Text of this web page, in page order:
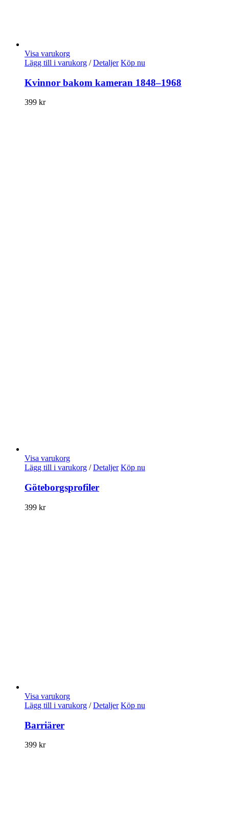
Visa varukorg
Lägg till i varukorg / Detaljer Köp nu
Kvinnor bakom kameran 1848–1968
399 kr
Visa varukorg
Lägg till i varukorg / Detaljer Köp nu
Göteborgsprofiler
399 kr
Visa varukorg
Lägg till i varukorg / Detaljer Köp nu
Barriärer
399 kr